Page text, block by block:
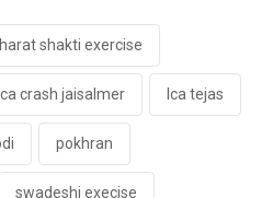
shakti exercise
lca crash jaisalmer lca tejas
pokhran
swadeshi execise